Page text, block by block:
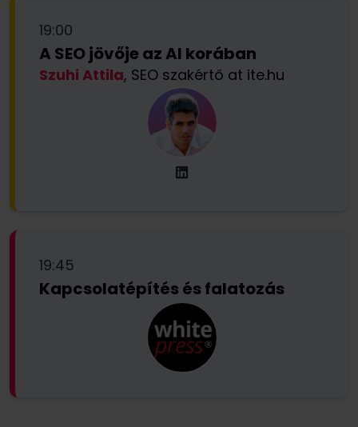
19:00
A SEO jövője az AI korában
Szuhi Attila, SEO szakértő at ite.hu
19:45
Kapcsolatépítés és falatozás